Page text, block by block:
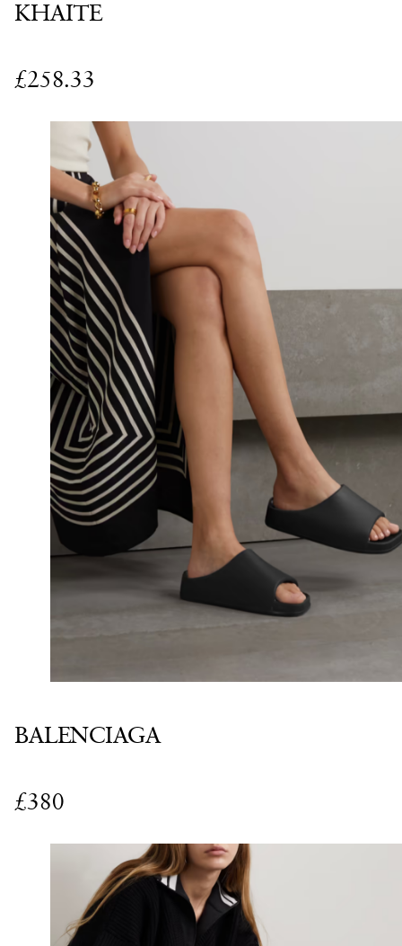
KHAITE
£258.33
BALENCIAGA
£380